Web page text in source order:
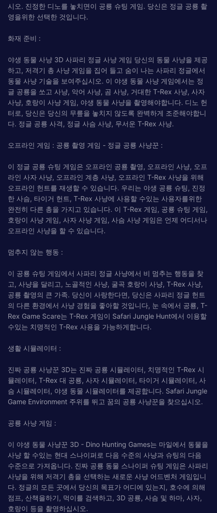
시오. 진정한 디노를 놓치면이 공룡 슈팅 게임. 당신은 정글 공룡 촬
영을위한 선택한 것입니다.
화재 준비 :
야생 동물 사냥 3D 사파리 정글 사냥 게임 당신의 동물 사냥을 제공
하고, 저격기 총 사냥 게임을 집어 들고 숨이 나는 사파리 정글에서
동물 사냥 기술을 보여주십시오. 이 야생 동물 사냥 게임에서는 정
글 공룡을 쏘고 사냥, 악어 사냥, 곰 사냥, 거대한 T-Rex 사냥, 사자
사냥, 호랑이 사냥 게임, 야생 동물 사냥을 촬영해야합니다. 디노 헌
터로, 당신은 당신의 무릎을 놓치지 않도록 완벽하게 조준해야합니
다. 정글 공룡 사격, 정글 사슴 사냥, 무서운 T-Rex 사냥.
오프라인 게임 : 공룡 촬영 게임 - 정글 공룡 사냥꾼 :
이 정글 공룡 슈팅 게임은 오프라인 공룡 촬영, 오프라인 사냥, 오프
라인 사자 사냥, 오프라인 계층 사냥, 오프라인 T-Rex 사냥을 위해
오프라인 헌트를 재생할 수 있습니다. 우리는 야생 공룡 슈팅, 진정
한 사슴, 타이거 헌트, T-Rex 사냥에 사용할 수있는 사용자를위한
완전히 다른 총을 가지고 있습니다. 이 T-Rex 게임, 공룡 슈팅 게임,
호랑이 사냥 게임, 사자 사냥 게임, 사슴 사냥 게임은 언제 어디서나
오프라인 사냥을 할 수 있습니다.
멈추지 않는 행동 :
이 공룡 슈팅 게임에서 사파리 정글 사냥에서 비 멈추는 행동을 찾
고, 사냥을 달리고, 노골적인 사냥, 굴곡 호랑이 사냥, T-Rex 사냥,
공룡 촬영의 큰 가족. 당신이 사랑한다면, 당신은 사파리 정글 헌트
의 다른 환경에서 사냥 경험을 좋아할 것입니다, 눈 속에서 공룡, T-
Rex Game Scare는 T-Rex 게임이 Safari Jungle Hunt에서 이용할
수있는 치명적인 T-Rex 사용을 가능하게합니다.
생활 시뮬레이터 :
진짜 공룡 사냥꾼 3D는 진짜 공룡 시뮬레이터, 치명적인 T-Rex 시
뮬레이터, T-Rex 대 공룡, 사자 시뮬레이터, 타이거 시뮬레이터, 사
슴 시뮬레이터, 야생 동물 시뮬레이터를 제공합니다. Safari Jungle
Game Environment 주위를 뛰고 꿈의 공룡 사냥꾼을 찾으십시오.
공룡 사냥 게임 :
이 야생 동물 사냥꾼 3D - Dino Hunting Games는 마일에서 동물을
사냥 할 수있는 현대 스나이퍼로 다음 수준의 사냥과 슈팅의 다음
수준으로 가져옵니다. 진짜 공룡 동물 스나이퍼 슈팅 게임은 사파리
사냥을 위해 저격기 총을 선택하는 새로운 사냥 어드벤처 게임입니
다. 정글의 모든 곳에서 당신의 목표가 어디에 있는지, 호수에 의해
점프, 산책을하기, 먹이를 검색하고, 3D 공룡, 사슴 및 하마, 사자,
호랑이 등을 촬영하십시오.